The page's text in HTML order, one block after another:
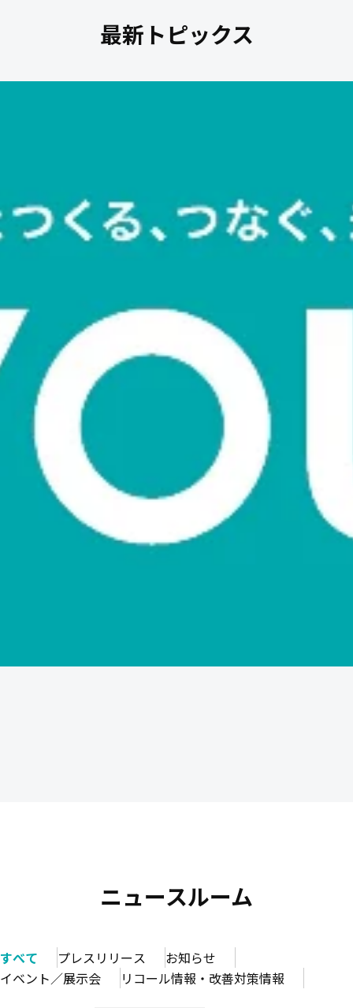
最新トピックス
ニュースルーム
すべて プレスリリース
お知らせ
イベント／展示会
リコール情報・改善対策情報